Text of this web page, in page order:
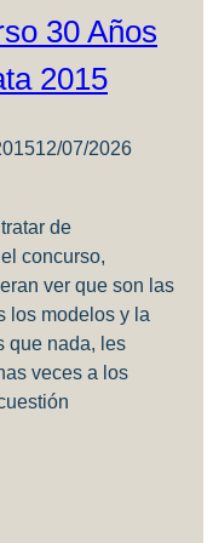
30 Años
2015
12/07/2026
de
concurso,
ver que son las
los modelos y la
que nada, les
veces a los